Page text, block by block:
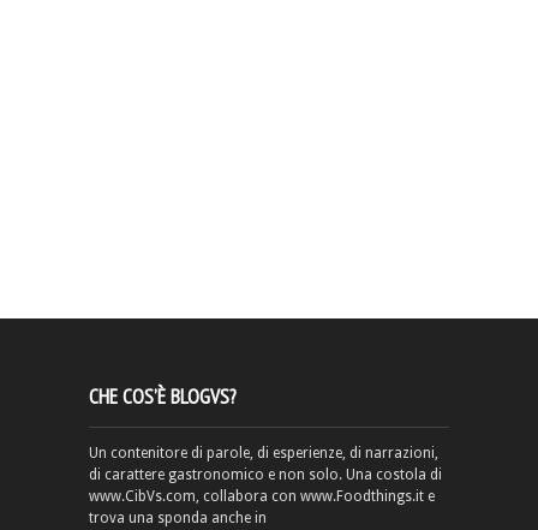
CHE COS’È BLOGVS?
Un contenitore di parole, di esperienze, di narrazioni,
di carattere gastronomico e non solo. Una costola di
www.CibVs.com, collabora con www.Foodthings.it e
trova una sponda anche in